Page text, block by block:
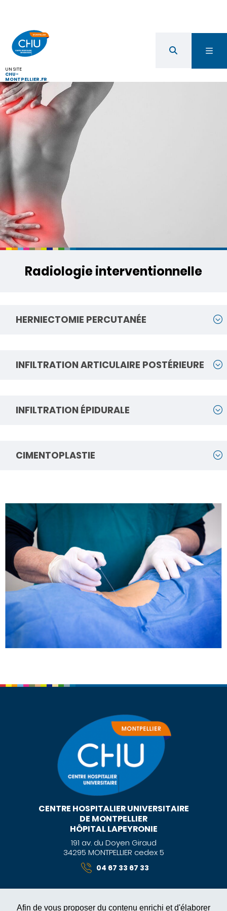
Afin de vous proposer du contenu enrichi et d'élaborer
UN SITE
CHU-
MONTPELLIER.FR
Radiologie interventionnelle
HERNIECTOMIE PERCUTANÉE
INFILTRATION ARTICULAIRE POSTÉRIEURE
INFILTRATION ÉPIDURALE
CIMENTOPLASTIE
CENTRE HOSPITALIER UNIVERSITAIRE
DE MONTPELLIER
HÔPITAL LAPEYRONIE
191 av. du Doyen Giraud
34295 MONTPELLIER cedex 5
04 67 33 67 33